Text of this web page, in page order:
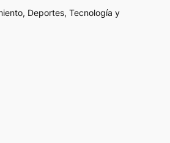
Deportes, Tecnología y